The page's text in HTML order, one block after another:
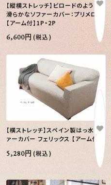
【縦横ストレッチ】ビロードのような
滑らかなソファーカバー：プリメロ
【アーム付】1P・2P
6,600円 (税込)
【横ストレッチ】スペイン製はっ水ソフ
ァーカバー フェリックス 【アーム付】
5,280円 (税込)